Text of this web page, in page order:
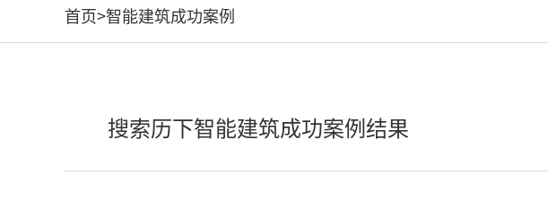
首页>智能建筑成功案例
搜索历下智能建筑成功案例结果